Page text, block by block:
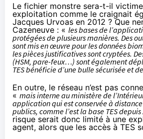
Le fichier monstre sera-t-il victime
exploitation comme le craignait
Jacques Urvoas en 2012 ? Que
Cazeneuve : « les bases de
protégées de plusieurs manières. Des
sont mis en œuvre pour les données
les pièces justificatives sont cryptées.
(HSM, pare-feux…) sont également
TES bénéficie d’une bulle sécurisée et
En outre, le réseau n’est pas
« mais interne au ministère de
application qui est conservée à
publics, comme l’est la base TES depuis
risque serait donc limité à une
agent, alors que les accès à TES